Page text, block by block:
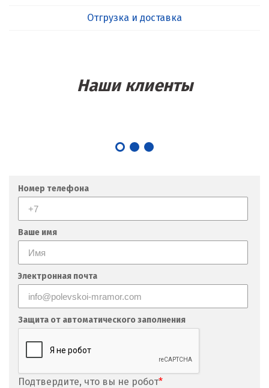
Отгрузка и доставка
Наши клиенты
Номер телефона
Ваше имя
Электронная почта
Защита от автоматического заполнения
Подтвердите, что вы не робот*